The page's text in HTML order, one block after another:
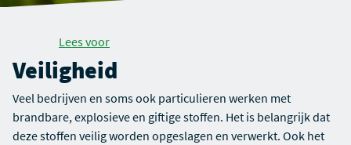
Lees voor
Veiligheid
Veel bedrijven en soms ook particulieren werken met
brandbare, explosieve en giftige stoffen. Het is belangrijk dat
deze stoffen veilig worden opgeslagen en verwerkt. Ook het